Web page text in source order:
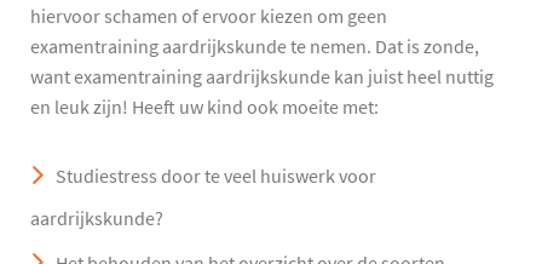
hiervoor schamen of ervoor kiezen om geen
examentraining aardrijkskunde te nemen. Dat is zonde,
want examentraining aardrijkskunde kan juist heel nuttig
en leuk zijn! Heeft uw kind ook moeite met:
Studiestress door te veel huiswerk voor
aardrijkskunde?